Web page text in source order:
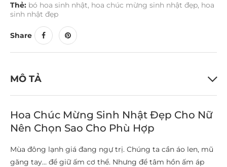
Thẻ: bó hoa sinh nhật, hoa chúc mừng sinh nhật đẹp, hoa
sinh nhật đẹp
Share
MÔ TẢ
Hoa Chúc Mừng Sinh Nhật Đẹp Cho Nữ
Nên Chọn Sao Cho Phù Hợp
Mùa đông lạnh giá đang ngự trị. Chúng ta cần áo len, mũ
găng tay… để giữ ấm cơ thể. Nhưng để tâm hồn ấm áp